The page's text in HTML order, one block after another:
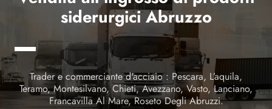
siderurgici Abruzzo
Trader e commerciante d'acciaio : Pescara, L’aquila,
Teramo, Montesilvano, Chieti, Avezzano, Vasto, Lanciano,
Francavilla Al Mare, Roseto Degli Abruzzi.